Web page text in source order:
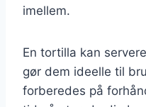
imellem.
En tortilla kan
gør dem ideelle til
forberedes på